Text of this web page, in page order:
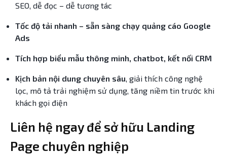
SEO, dễ đọc – dễ tương tác
Tốc độ tải nhanh – sẵn sàng chạy quảng cáo Google
Ads
Tích hợp biểu mẫu thông minh, chatbot, kết nối CRM
Kịch bản nội dung chuyên sâu, giải thích công nghệ
lọc, mô tả trải nghiệm sử dụng, tăng niềm tin trước khi
khách gọi điện
Liên hệ ngay để sở hữu Landing
Page chuyên nghiệp